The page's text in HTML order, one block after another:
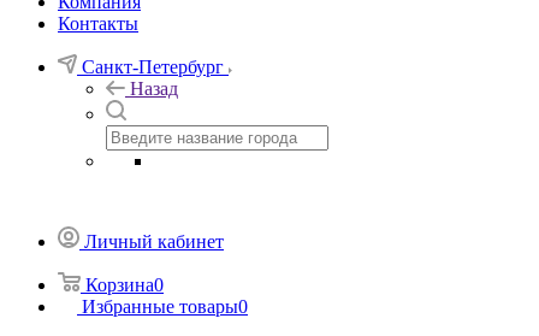
Контакты
Санкт-Петербург
Назад
Личный кабинет
Корзина0
Избранные товары0